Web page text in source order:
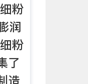
粉
润
粉
了
造